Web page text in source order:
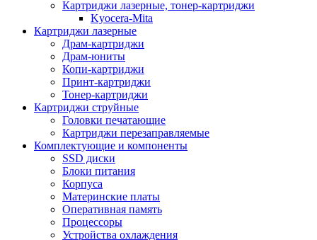
Картриджи лазерные, тонер-картриджи
Kyocera-Mita
Картриджи лазерные
Драм-картриджи
Драм-юниты
Копи-картриджи
Принт-картриджи
Тонер-картриджи
Картриджи струйные
Головки печатающие
Картриджи перезаправляемые
Комплектующие и компоненты
SSD диски
Блоки питания
Корпуса
Материнские платы
Оперативная память
Процессоры
Устройства охлаждения